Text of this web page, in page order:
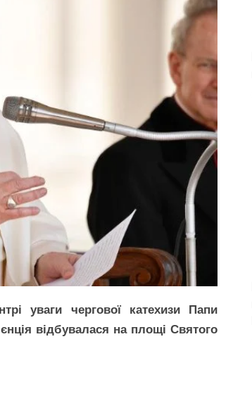
уваги чергової катехизи Папи
відбувалася на площі Святого